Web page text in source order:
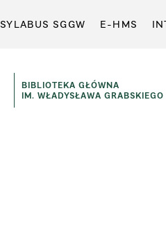
SYLABUS SGGW E-HMS
BIBLIOTEKA GŁÓWNA
IM. WŁADYSŁAWA GRABSKIEGO